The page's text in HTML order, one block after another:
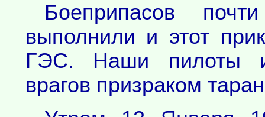
Боеприпасов
выполнили и этот
ГЭС. Наши пилоты
врагов призраком